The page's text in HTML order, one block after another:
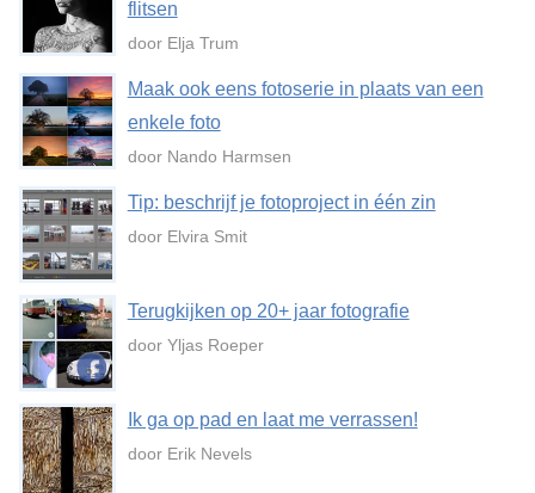
flitsen
door Elja Trum
Maak ook eens fotoserie in plaats van een
enkele foto
door Nando Harmsen
Tip: beschrijf je fotoproject in één zin
door Elvira Smit
Terugkijken op 20+ jaar fotografie
door Yljas Roeper
Ik ga op pad en laat me verrassen!
door Erik Nevels